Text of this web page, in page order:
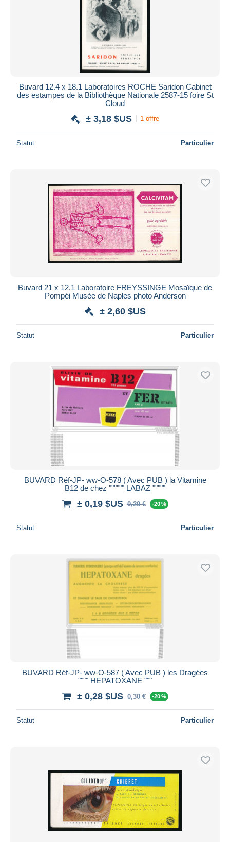
Buvard 12.4 x 18.1 Laboratoires ROCHE Saridon Cabinet
des estampes de la Bibliothèque Nationale 2587-15 foire St
Cloud
± 3,18 $US 1 offre
Statut Particulier
Buvard 21 x 12,1 Laboratoire FREYSSINGE Mosaïque de
Pompéi Musée de Naples photo Anderson
± 2,60 $US
Statut Particulier
BUVARD Réf-JP- ww-O-578 ( Avec PUB ) la Vitamine
B12 de chez """""" LABAZ """""
± 0,19 $US 0,20 € -20 %
Statut Particulier
BUVARD Réf-JP- ww-O-587 ( Avec PUB ) les Dragées
"""" HEPATOXANE """
± 0,28 $US 0,30 € -20 %
Statut Particulier